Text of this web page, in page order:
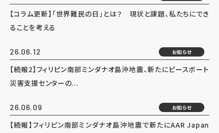
【コラム更新】「世界難民の日」とは？ 現状と課題、私たちにでき
ることを考える
26.06.12 お知らせ
【続報2】フィリピン南部ミンダナオ島沖地震、新たにピースボート
災害支援センターの...
26.06.09 お知らせ
【続報】フィリピン南部ミンダナオ島沖地震で新たにAAR Japan